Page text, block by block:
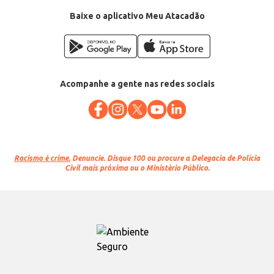
Baixe o aplicativo Meu Atacadão
Acompanhe a gente nas redes sociais
Racismo é crime. Denuncie. Disque 100 ou procure a Delegacia de Polícia
Civil mais próxima ou o Ministério Público.